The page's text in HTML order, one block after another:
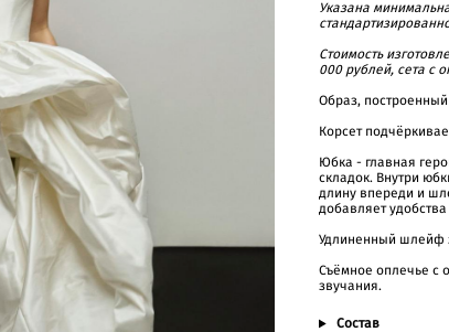
Указана
Cтоимость
000 рублей, сета с
Образ, построенный
Корсет
Юбка - главная
складок. Внутри
длину впереди и
добавляет
Удлиненный шлейф
Съёмное оплечье с
звучания.
Состав